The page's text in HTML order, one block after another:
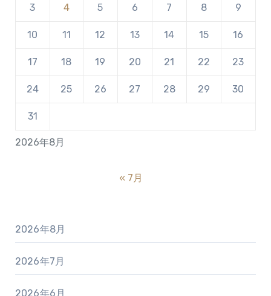
2026年8月
3 4 5 6 7 8 9
10 11 12 13 14 15 16
17 18 19 20 21 22 23
24 25 26 27 28 29 30
31
« 7月
2026年8月
2026年7月
2026年6月